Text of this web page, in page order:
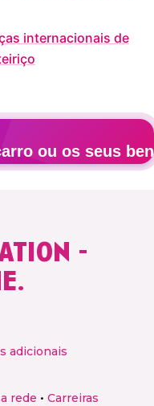
internacionais de
ou os seus
→ -
adicionais
rede • Carreiras